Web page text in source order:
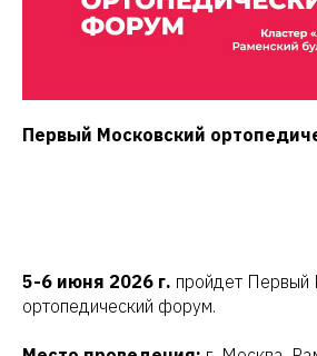
Первый Московский
5-6 июня 2026 г. пройдет Первый
ортопедический форум.